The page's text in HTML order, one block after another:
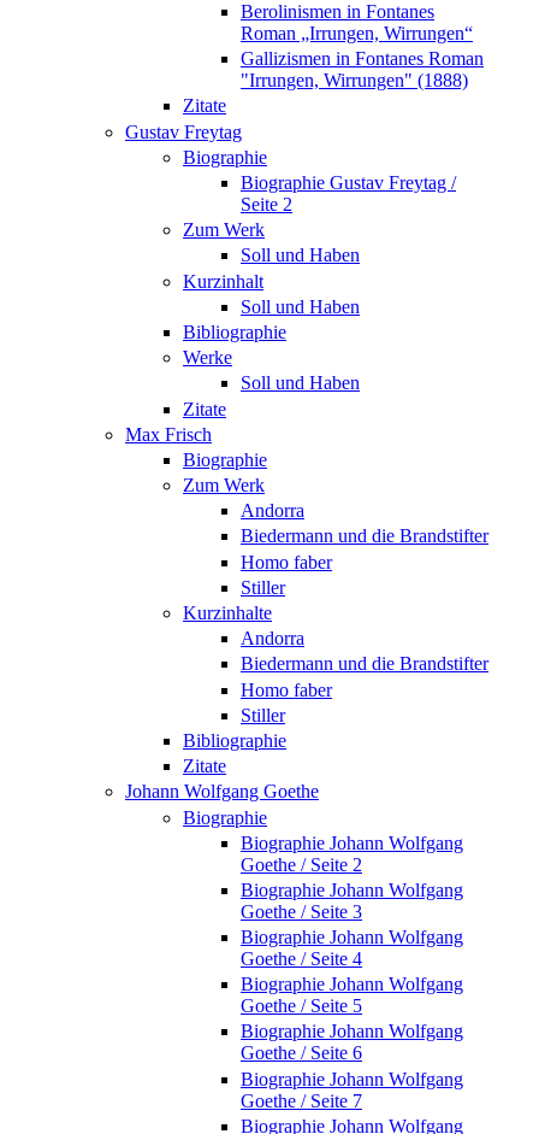
Berolinismen in Fontanes
Roman „Irrungen, Wirrungen“
Gallizismen in Fontanes Roman
"Irrungen, Wirrungen" (1888)
Zitate
Gustav Freytag
Biographie
Biographie Gustav Freytag /
Seite 2
Zum Werk
Soll und Haben
Kurzinhalt
Soll und Haben
Bibliographie
Werke
Soll und Haben
Zitate
Max Frisch
Biographie
Zum Werk
Andorra
Biedermann und die Brandstifter
Homo faber
Stiller
Kurzinhalte
Andorra
Biedermann und die Brandstifter
Homo faber
Stiller
Bibliographie
Zitate
Johann Wolfgang Goethe
Biographie
Biographie Johann Wolfgang
Goethe / Seite 2
Biographie Johann Wolfgang
Goethe / Seite 3
Biographie Johann Wolfgang
Goethe / Seite 4
Biographie Johann Wolfgang
Goethe / Seite 5
Biographie Johann Wolfgang
Goethe / Seite 6
Biographie Johann Wolfgang
Goethe / Seite 7
Biographie Johann Wolfgang